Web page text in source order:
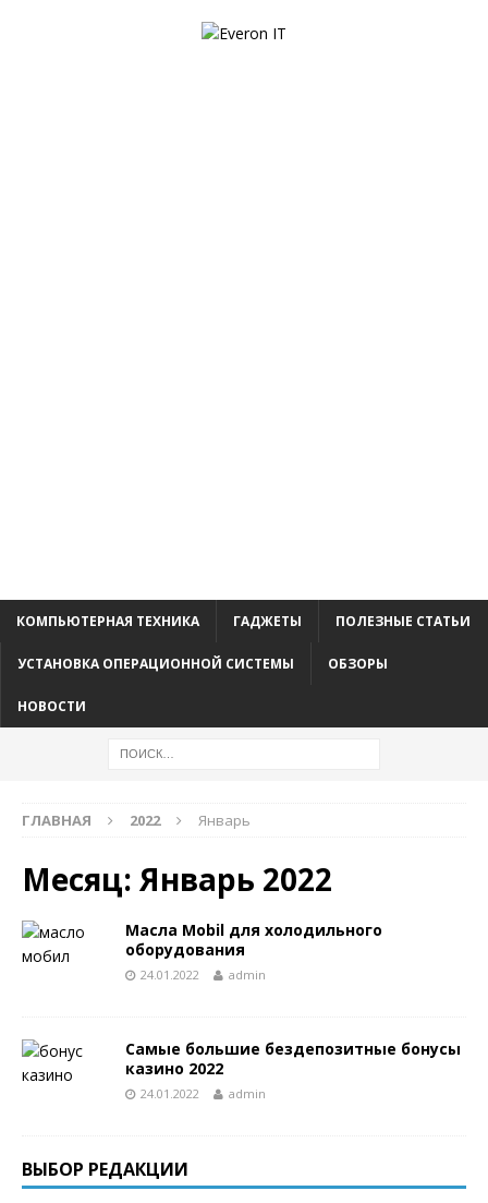
КОМПЬЮТЕРНАЯ ТЕХНИКА ГАДЖЕТЫ ПОЛЕЗНЫЕ СТАТЬИ
УСТАНОВКА ОПЕРАЦИОННОЙ СИСТЕМЫ ОБЗОРЫ
НОВОСТИ
ГЛАВНАЯ 2022 Январь
Месяц: Январь 2022
Масла Mobil для холодильного
оборудования
24.01.2022 admin
Самые большие бездепозитные бонусы
казино 2022
24.01.2022 admin
ВЫБОР РЕДАКЦИИ